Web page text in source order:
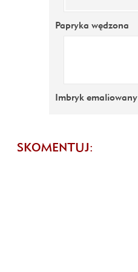
Papryka wędzona
Imbryk emaliowany
SKOMENTUJ: